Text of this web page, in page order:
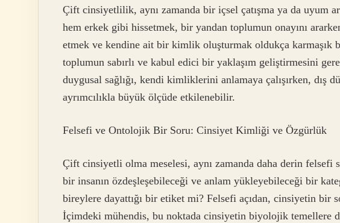
Çift cinsiyetlilik, aynı zamanda bir içsel çatışma ya da uyum
hem erkek gibi hissetmek, bir yandan toplumun onayını
etmek ve kendine ait bir kimlik oluşturmak oldukça
toplumun sabırlı ve kabul edici bir yaklaşım geliştirmesini
duygusal sağlığı, kendi kimliklerini anlamaya çalışırken, dış
ayrımcılıkla büyük ölçüde etkilenebilir.
Felsefi ve Ontolojik Bir Soru: Cinsiyet Kimliği ve Özgürlük
Çift cinsiyetli olma meselesi, aynı zamanda daha derin felsefi
bir insanın özdeşleşebileceği ve anlam yükleyebileceği bir
bireylere dayattığı bir etiket mi? Felsefi açıdan, cinsiyetin bir
İçimdeki mühendis, bu noktada cinsiyetin biyolojik temellere